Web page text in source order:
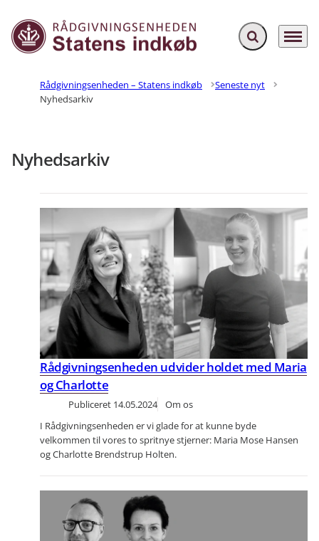
Gå til forsiden Fold søgefelt ud
Menu
Rådgivningsenheden – Statens indkøb
Seneste nyt
Nyhedsarkiv
Nyhedsarkiv
Rådgivningsenheden udvider holdet med Maria
og Charlotte
Publiceret 14.05.2024
Om os
I Rådgivningsenheden er vi glade for at kunne byde
velkommen til vores to spritnye stjerner: Maria Mose Hansen
og Charlotte Brendstrup Holten.